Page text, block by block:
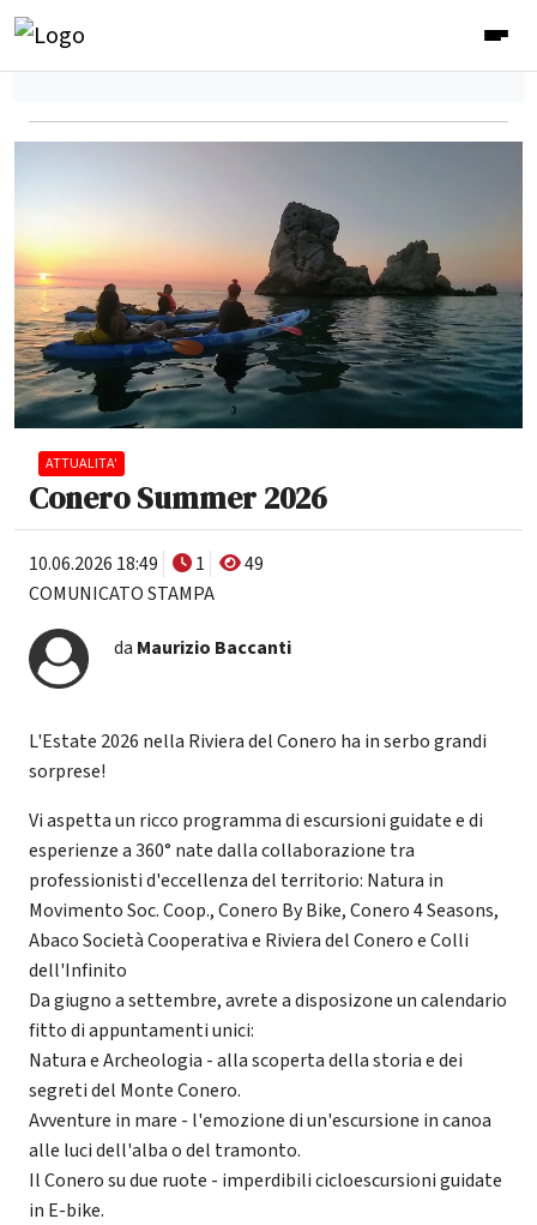
ATTUALITA'
Conero Summer 2026
10.06.2026 18:49 1
49
COMUNICATO STAMPA
da Maurizio Baccanti
L'Estate 2026 nella Riviera del Conero ha in serbo grandi
sorprese!
Vi aspetta un ricco programma di escursioni guidate e di
esperienze a 360° nate dalla collaborazione tra
professionisti d'eccellenza del territorio: Natura in
Movimento Soc. Coop., Conero By Bike, Conero 4 Seasons,
Abaco Società Cooperativa e Riviera del Conero e Colli
dell'Infinito
Da giugno a settembre, avrete a disposizone un calendario
fitto di appuntamenti unici:
Natura e Archeologia - alla scoperta della storia e dei
segreti del Monte Conero.
Avventure in mare - l'emozione di un'escursione in canoa
alle luci dell'alba o del tramonto.
Il Conero su due ruote - imperdibili cicloescursioni guidate
in E-bike.